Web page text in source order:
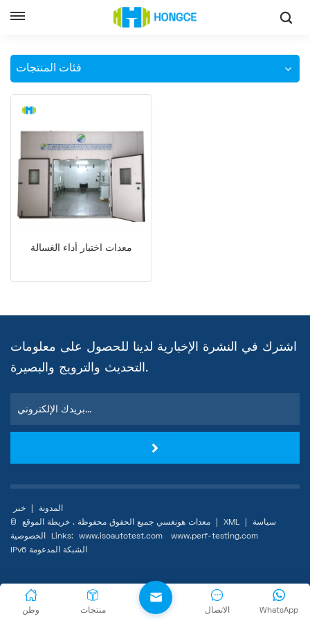
وطن معدات اختبار الغسالة
فئات المنتجات
معدات اختبار أداء الغسالة
اشترك في النشرة الإخبارية لدينا للحصول على معلومات
التحديث والترويج والبصيرة.
المدونة
خبر
© معدات هونغسي جميع الحقوق محفوظة .
XML
سياسة
الخصوصية
Links: www.isoautotest.com
www.perf-testing.com
IPv6 الشبكة المدعومة
وطن منتجات WhatsApp الاتصال